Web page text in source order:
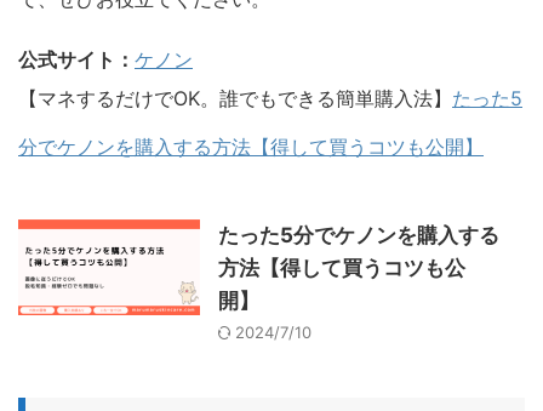
公式サイト： ケノン
【マネするだけでOK。誰でもできる簡単購入法】 たった5
分でケノンを購入する方法【得して買うコツも公開】
たった5分でケノンを購入する
方法【得して買うコツも公
開】
2024/7/10